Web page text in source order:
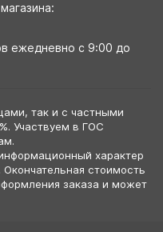
ежедневно с 9:00 до
так и с частными
Участвуем в ГОС
характер
стоимость
заказа и может